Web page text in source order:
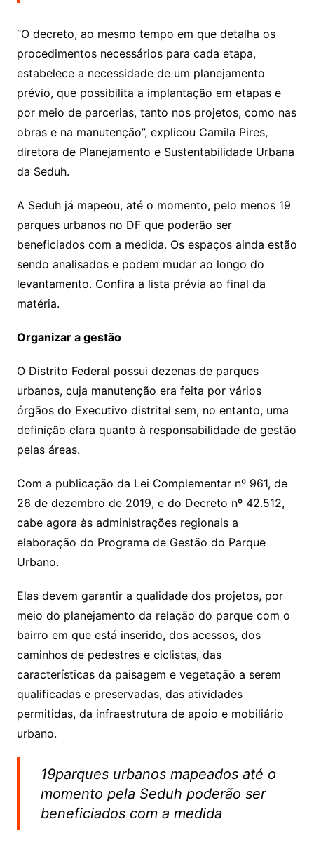
“O decreto, ao mesmo tempo em que detalha os
procedimentos necessários para cada etapa,
estabelece a necessidade de um planejamento
prévio, que possibilita a implantação em etapas e
por meio de parcerias, tanto nos projetos, como nas
obras e na manutenção”, explicou Camila Pires,
diretora de Planejamento e Sustentabilidade Urbana
da Seduh.
A Seduh já mapeou, até o momento, pelo menos 19
parques urbanos no DF que poderão ser
beneficiados com a medida. Os espaços ainda estão
sendo analisados e podem mudar ao longo do
levantamento. Confira a lista prévia ao final da
matéria.
Organizar a gestão
O Distrito Federal possui dezenas de parques
urbanos, cuja manutenção era feita por vários
órgãos do Executivo distrital sem, no entanto, uma
definição clara quanto à responsabilidade de gestão
pelas áreas.
Com a publicação da Lei Complementar nº 961, de
26 de dezembro de 2019, e do Decreto nº 42.512,
cabe agora às administrações regionais a
elaboração do Programa de Gestão do Parque
Urbano.
Elas devem garantir a qualidade dos projetos, por
meio do planejamento da relação do parque com o
bairro em que está inserido, dos acessos, dos
caminhos de pedestres e ciclistas, das
características da paisagem e vegetação a serem
qualificadas e preservadas, das atividades
permitidas, da infraestrutura de apoio e mobiliário
urbano.
19parques urbanos mapeados até o
momento pela Seduh poderão ser
beneficiados com a medida